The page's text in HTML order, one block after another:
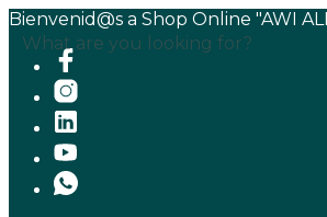
Bienvenid@s a Shop Online "AWI
What are you looking for?